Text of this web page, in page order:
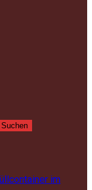
im